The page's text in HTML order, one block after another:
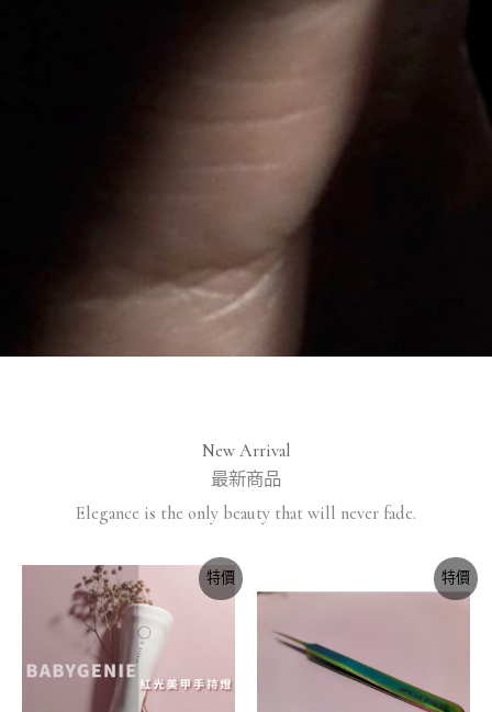
New Arrival
最新商品
Elegance is the only beauty that will never fade.
特價
格
圍：
NT$390
到
NT$440
特價
始
NT$210。
前